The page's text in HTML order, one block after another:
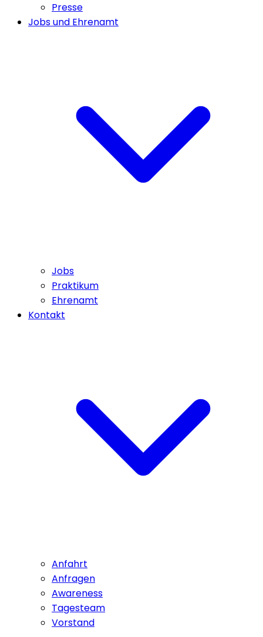
Presse
Jobs und Ehrenamt
Jobs
Praktikum
Ehrenamt
Kontakt
Anfahrt
Anfragen
Awareness
Tagesteam
Vorstand